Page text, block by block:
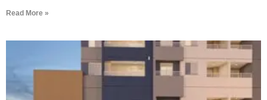
Read More »